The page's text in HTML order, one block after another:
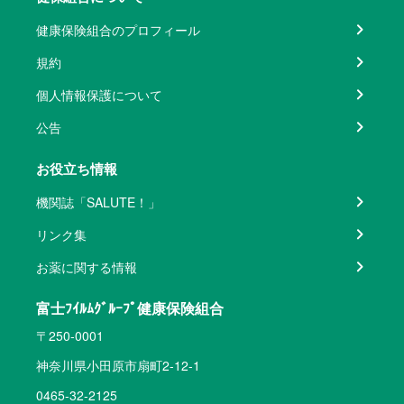
健康保険組合のプロフィール
規約
個人情報保護について
公告
お役立ち情報
機関誌「SALUTE！」
リンク集
お薬に関する情報
富士ﾌｲﾙﾑｸﾞﾙｰﾌﾟ健康保険組合
〒250-0001
神奈川県小田原市扇町2-12-1
0465-32-2125